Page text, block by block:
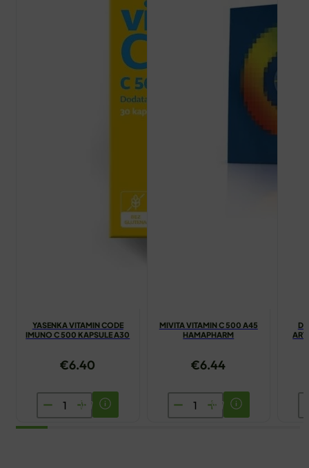
YASENKA VITAMIN CODE
IMUNO C 500 KAPSULE A30
€6.40
YASENKA
VITAMIN
MIVITA VITAMIN C 500 A45
HAMAPHARM
€6.44
MIVITA
VITAMIN